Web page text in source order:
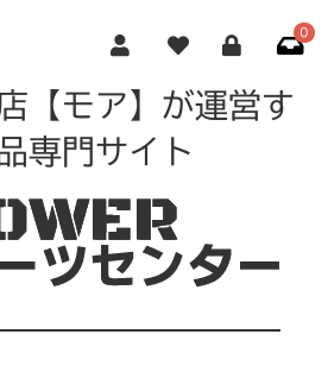
0
【モア】が運営す
専門サイト